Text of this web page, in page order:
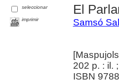
seleccionar
imprimir
El
Samsó
202 p. : il.
ISBN